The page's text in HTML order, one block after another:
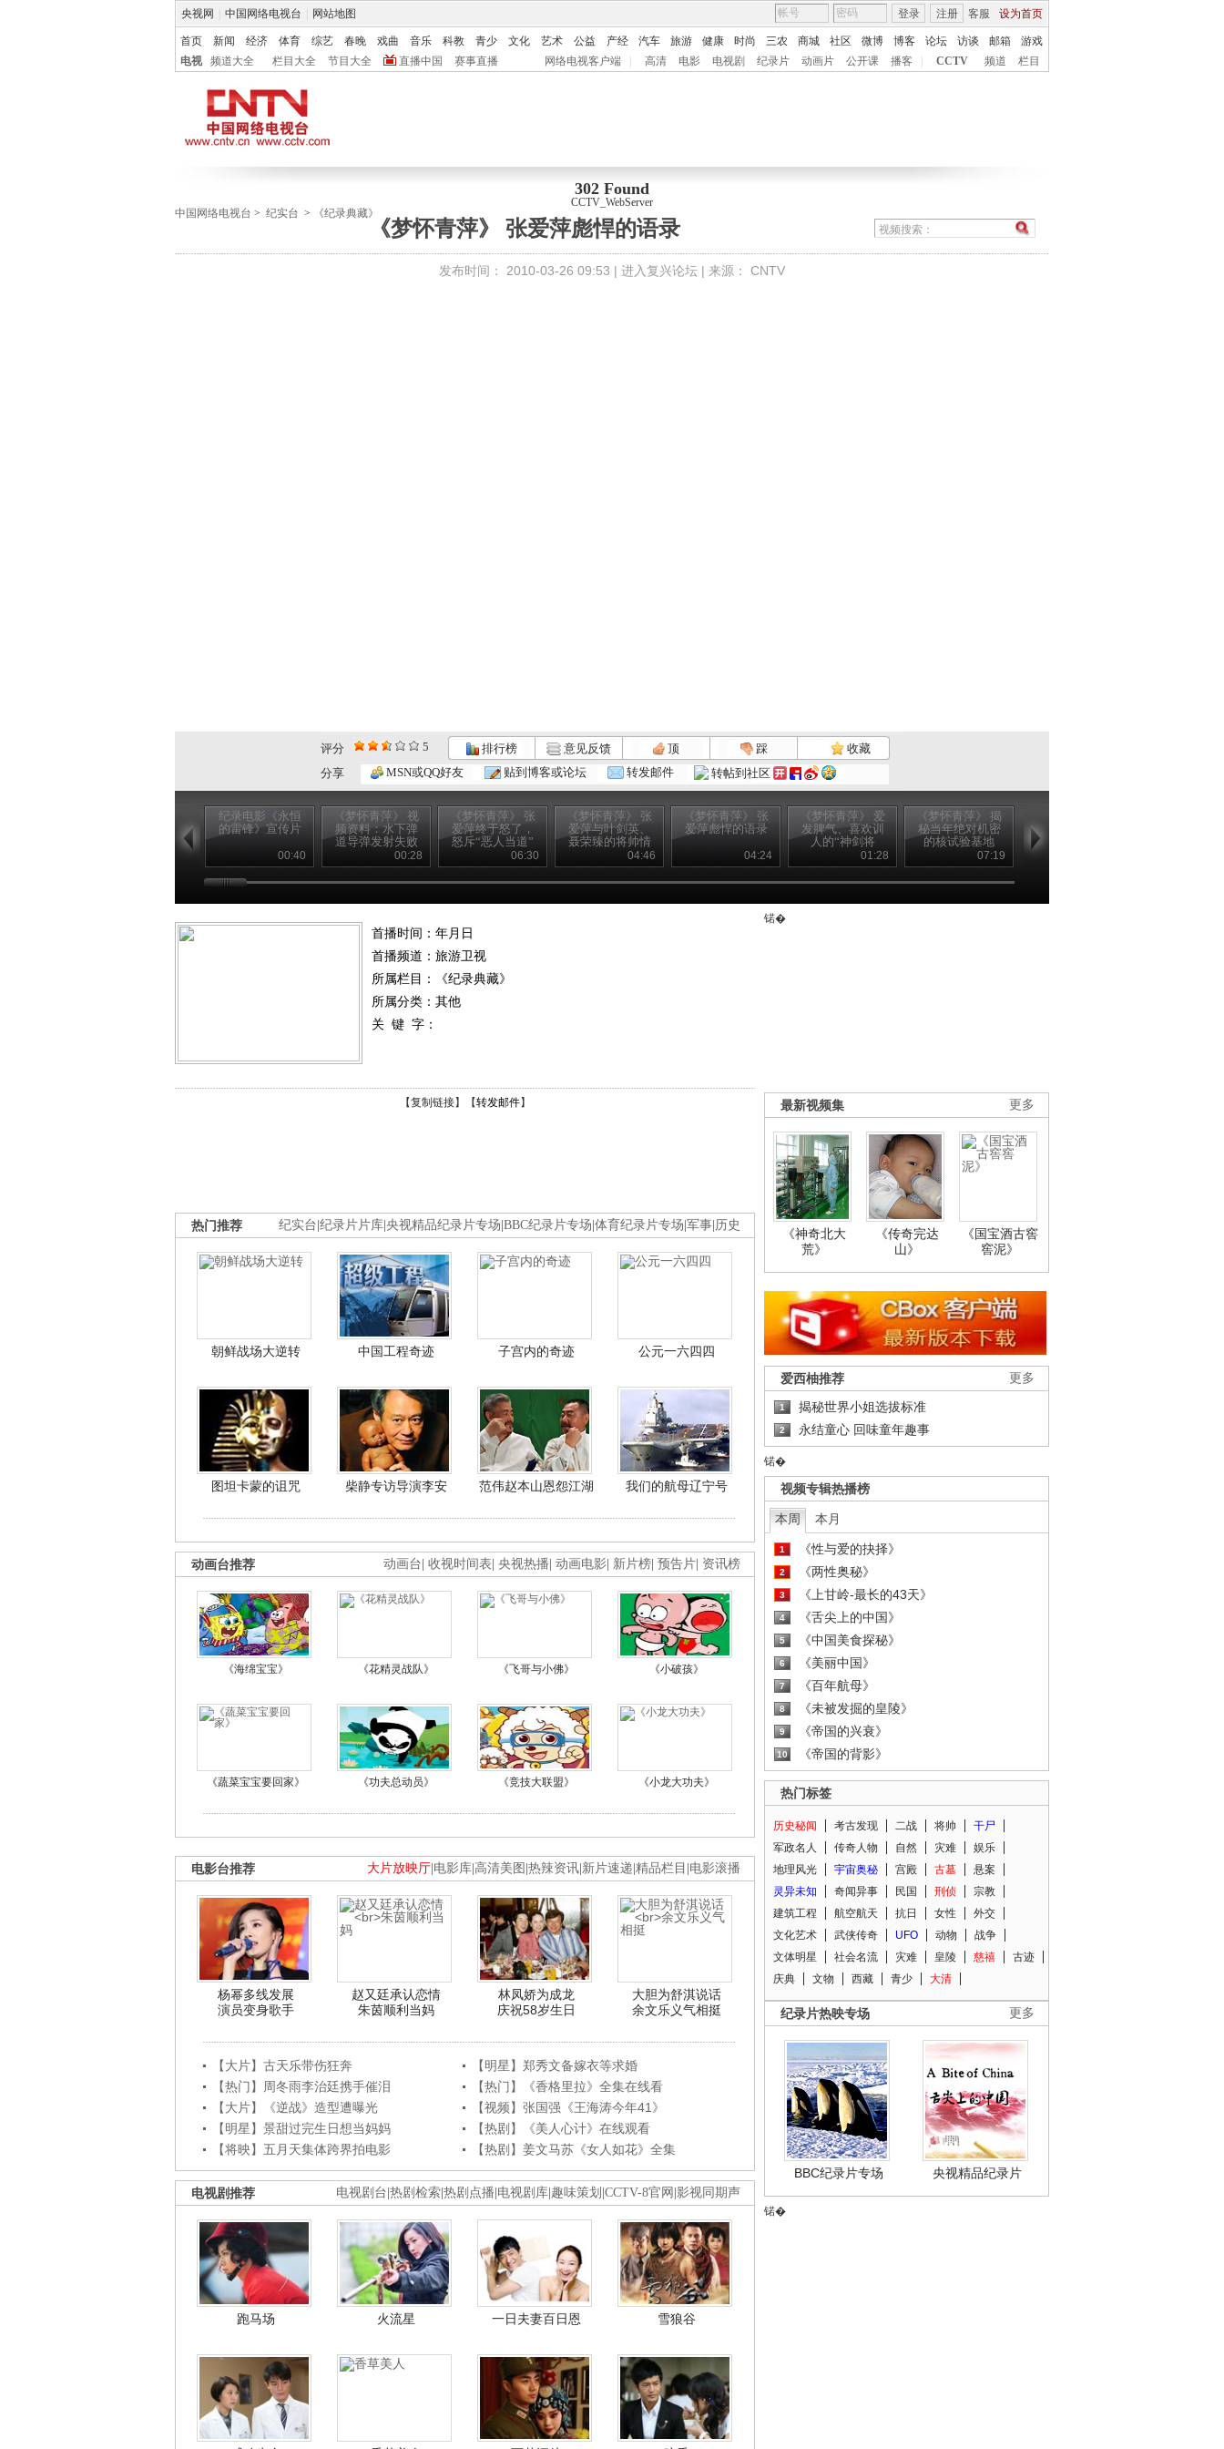
央视网 中国网络电视台 网站地图 客服 设为首页
登录 注册
首页 新闻 经济 体育 综艺 春晚 戏曲 音乐 科教 青少 文化 艺术 公益 产经 汽车 旅游 健康 时尚 三农 商城 社区 微博 博客 论坛 访谈 邮箱
游戏
电视
频道大全 栏目大全 节目大全 直播中国 赛事直播 网络电视客户端 高清 电影 电视剧 纪录片 动画片 公开课 播客 CCTV 频道 栏目
302 Found
CCTV_WebServer
中国网络电视台 > 纪实台 > 《纪录典藏》
《梦怀青萍》 张爱萍彪悍的语录
发布时间： 2010-03-26 09:53 | 进入复兴论坛 | 来源： CNTV
评分 5 排行榜 意见反馈 顶 踩
收藏
分享
MSN或QQ好友 贴到博客或论坛 转发邮件 转帖到社区
纪录电影《永恒
的雷锋》宣传片
00:40
《梦怀青萍》 视
频资料：水下弹
道导弹发射失败
00:28
《梦怀青萍》 张
爱萍终于怒了，
怒斥“恶人当道”
06:30
《梦怀青萍》 张
爱萍与叶剑英、
聂荣臻的将帅情
04:46
《梦怀青萍》 张
爱萍彪悍的语录
04:24
《梦怀青萍》 爱
发脾气、喜欢训
人的“神剑将
军”张爱萍01:28
《梦怀青萍》 揭
秘当年绝对机密
的核试验基地
07:19
世纪50年代人民
军队都发生了哪
首播时间：年月日
首播频道： 旅游卫视
所属栏目：
《纪录典藏》
所属分类：其他
关 键 字：
【复制链接】【转发邮件】
纪实台 纪录片片库 央视精品纪录片专场 BBC纪录片专场 体育纪录片专场 军事 历史
热门推荐
朝鲜战场大逆转 中国工程奇迹 子宫内的奇迹 公元一六四四
图坦卡蒙的诅咒 柴静专访导演李安 范伟赵本山恩怨江湖 我们的航母辽宁号
动画台 收视时间表 央视热播 动画电影 新片榜 预告片 资讯榜
动画台推荐
《海绵宝宝》 《花精灵战队》 《飞哥与小佛》 《小破孩》
《蔬菜宝宝要回家》 《功夫总动员》 《竞技大联盟》 《小龙大功夫》
大片放映厅 电影库 高清美图 热辣资讯 新片速递 精品栏目 电影滚播
电影台推荐
杨幂多线发展
演员变身歌手
赵又廷承认恋情
朱茵顺利当妈
林凤娇为成龙
庆祝58岁生日
大胆为舒淇说话
余文乐义气相挺
【大片】古天乐带伤狂奔
【明星】郑秀文备嫁衣等求婚
【热门】周冬雨李治廷携手催泪
【热门】《香格里拉》全集在线看
【大片】《逆战》造型遭曝光
【视频】张国强《王海涛今年41》
【明星】景甜过完生日想当妈妈
【热剧】《美人心计》在线观看
【将映】五月天集体跨界拍电影
【热剧】姜文马苏《女人如花》全集
电视剧台 热剧检索 热剧点播 电视剧库 趣味策划 CCTV-8官网 影视同期声
电视剧推荐
跑马场 火流星 一日夫妻百日恩 雪狼谷
锘�
更多
最新视频集
《神奇北大
荒》
《传奇完达
山》
《国宝酒古窖
窖泥》
更多
爱西柚推荐
1 揭秘世界小姐选拔标准
2 永结童心 回味童年趣事
锘�
视频专辑热播榜
本周 本月
1 《性与爱的抉择》
2 《两性奥秘》
3 《上甘岭-最长的43天》
4 《舌尖上的中国》
5 《中国美食探秘》
6 《美丽中国》
7 《百年航母》
8 《未被发掘的皇陵》
9 《帝国的兴衰》
10 《帝国的背影》
热门标签
历史秘闻 考古发现 二战 将帅
干尸
军政名人
传奇人物 自然 灾难
娱乐
地理风光
宇宙奥秘 宫殿 古墓
悬案
灵异未知
奇闻异事 民国 刑侦
宗教
建筑工程
航空航天 抗日 女性
外交
文化艺术
武侠传奇 UFO 动物
战争
文体明星
社会名流 灾难 皇陵 慈禧
古迹
庆典
文物 西藏 青少 大清
更多
纪录片热映专场
BBC纪录片专场 央视精品纪录片
锘�